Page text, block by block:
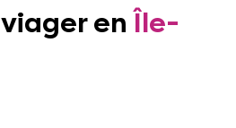
viageren Île-